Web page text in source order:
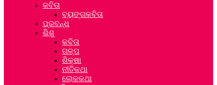
କବିତା
ବ୍ୟଙ୍ଗକବିତା
ପ୍ରବନ୍ଧ
ଶିଶୁ
କବିତା
ଗଳ୍ପ
ଶିକ୍ଷା
ନୀତିକଥା
ଲୋକକଥା